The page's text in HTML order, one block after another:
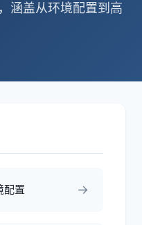
涵盖从环境配置到高
配置 →